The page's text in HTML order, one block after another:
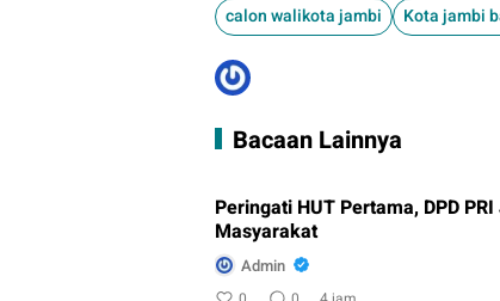
calon walikota jambi Kota jambi
Bacaan Lainnya
Peringati HUT Pertama, DPD
Masyarakat
Admin